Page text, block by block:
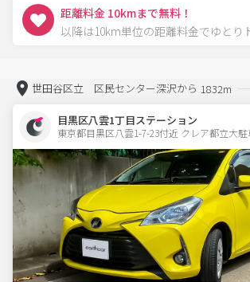
距離料金 10kmまで無料！
以降は10km単位の距離料金でゆとり
世田谷区立 区民センター深沢から 1832m
目黒区八雲1丁目ステーション
東京都目黒区八雲1-7-23付近 クレア都立大